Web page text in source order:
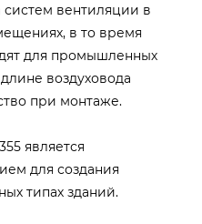
вентиляции в
в то время
для промышленных
воздуховода
при монтаже.
является
для создания
типах зданий.